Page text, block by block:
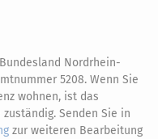
Nordrhein-
5208. Wenn Sie
wohnen, ist das
Senden Sie in
zur weiteren Bearbeitung